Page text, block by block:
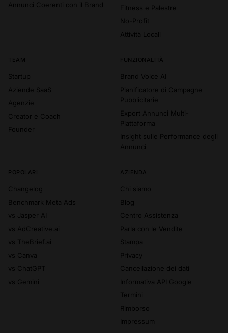
Annunci Coerenti con il Brand
Fitness e Palestre
No-Profit
Attività Locali
TEAM
Startup
Aziende SaaS
Agenzie
Creator e Coach
Founder
FUNZIONALITÀ
Brand Voice AI
Pianificatore di Campagne
Pubblicitarie
Export Annunci Multi-
Piattaforma
Insight sulle Performance degli
Annunci
POPOLARI
Changelog
Benchmark Meta Ads
vs Jasper AI
vs AdCreative.ai
vs TheBrief.ai
vs Canva
vs ChatGPT
vs Gemini
AZIENDA
Chi siamo
Blog
Centro Assistenza
Parla con le Vendite
Stampa
Privacy
Cancellazione dei dati
Informativa API Google
Termini
Rimborso
Impressum